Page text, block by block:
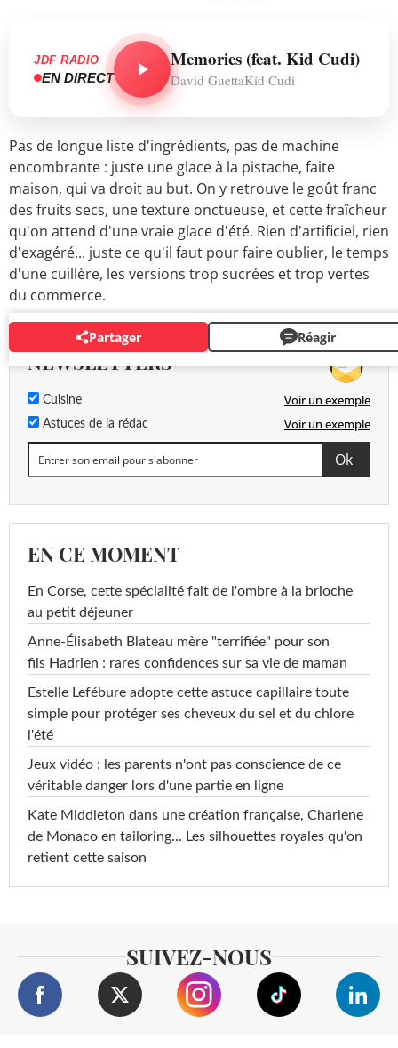
JDF RADIO
EN DIRECT
Memories (feat. Kid Cudi)
David GuettaKid Cudi
Pas de longue liste d'ingrédients, pas de machine
encombrante : juste une glace à la pistache, faite
maison, qui va droit au but. On y retrouve le goût franc
des fruits secs, une texture onctueuse, et cette fraîcheur
qu'on attend d'une vraie glace d'été. Rien d'artificiel, rien
d'exagéré... juste ce qu'il faut pour faire oublier, le temps
d'une cuillère, les versions trop sucrées et trop vertes
du commerce.
Partager Réagir
NEWSLETTERS
Cuisine Voir un exemple
Astuces de la rédac Voir un exemple
EN CE MOMENT
En Corse, cette spécialité fait de l'ombre à la brioche
au petit déjeuner
Anne-Élisabeth Blateau mère "terrifiée" pour son
fils Hadrien : rares confidences sur sa vie de maman
Estelle Lefébure adopte cette astuce capillaire toute
simple pour protéger ses cheveux du sel et du chlore
l'été
Jeux vidéo : les parents n'ont pas conscience de ce
véritable danger lors d'une partie en ligne
Kate Middleton dans une création française, Charlene
de Monaco en tailoring… Les silhouettes royales qu'on
retient cette saison
SUIVEZ-NOUS